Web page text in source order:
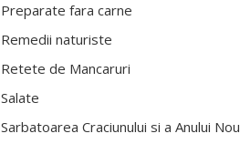
Preparate fara carne
Remedii naturiste
Retete de Mancaruri
Salate
Sarbatoarea Craciunului si a Anului Nou